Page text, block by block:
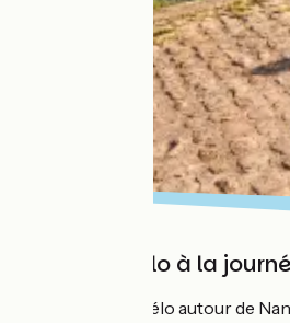
Balade vélo à la
Se balader à vélo autour de